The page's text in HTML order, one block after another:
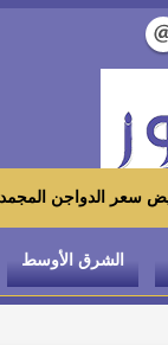
الاستهلاكية ومعارض «أهلاً رمضان»
الشرق الأوسط